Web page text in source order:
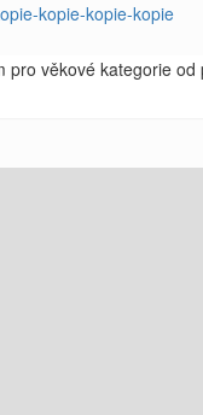
kopie-kopie-kopie
věkové kategorie od